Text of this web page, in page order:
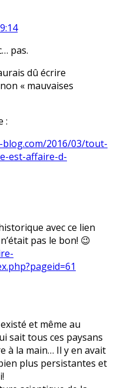
pas.
dû écrire
« mauvaises
:
2016/03/tout-
est-affaire-d-
avec ce lien
pas le bon! 😉
et même au
sait tous ces paysans
à la main… Il y en avait
plus persistantes et